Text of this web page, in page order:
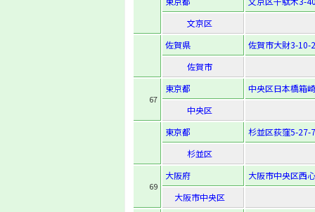
文京区
佐賀県
佐賀市大財3-10-
佐賀市
67
東京都
中央区日本橋箱
中央区
東京都
杉並区荻窪5-27-7
杉並区
69
大阪府
大阪市中央区西
大阪市中央区